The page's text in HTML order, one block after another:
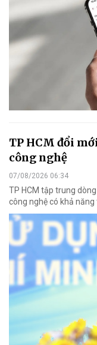
TP HCM đổi
công nghệ
07/08/2026 06:34
TP HCM tập trung
công nghệ có khả